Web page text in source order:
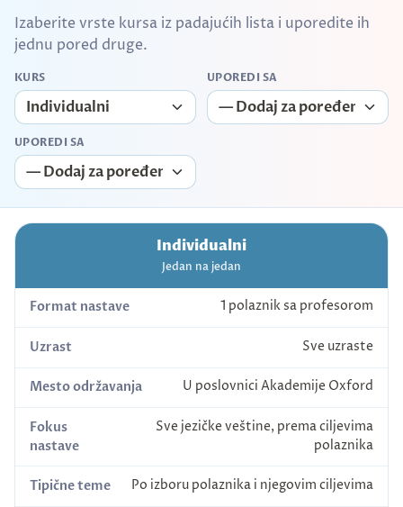
Izaberite vrste kursa iz padajućih lista i uporedite ih
jednu pored druge.
KURS UPOREDI SA
UPOREDI SA
Individualni
Jedan na jedan
Format nastave 1 polaznik sa profesorom
Uzrast Sve uzraste
Mesto održavanja U poslovnici Akademije Oxford
Fokus
nastave
Sve jezičke veštine, prema ciljevima
polaznika
Tipične teme Po izboru polaznika i njegovim ciljevima